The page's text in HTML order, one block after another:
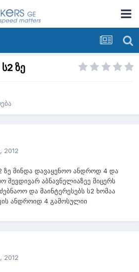
ზე
2012
ზე მინდა დავაყენოო ანდროდ 4 და
შევდივარ აბნავნელიაზეე მიცერს
და მაინტერესებს ს2 ხომაა
ანდროიდ 4 გამოსულიი
2012